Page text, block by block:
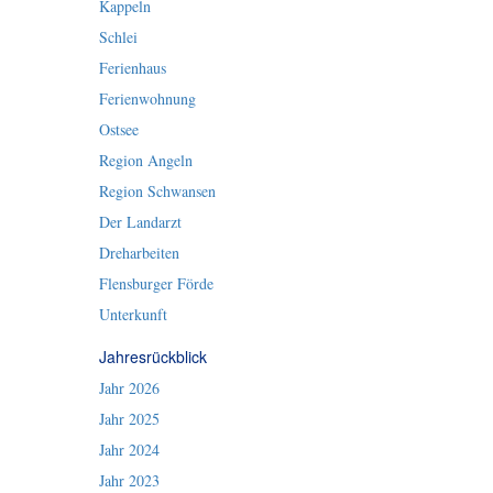
Kappeln
Schlei
Ferienhaus
Ferienwohnung
Ostsee
Region Angeln
Region Schwansen
Der Landarzt
Dreharbeiten
Flensburger Förde
Unterkunft
Jahresrückblick
Jahr 2026
Jahr 2025
Jahr 2024
Jahr 2023